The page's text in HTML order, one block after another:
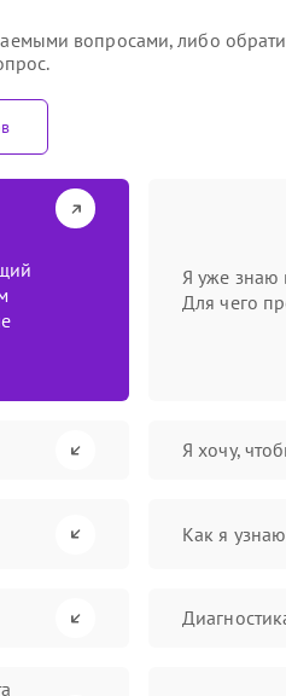
вопросами, либо
Я уже знаю
Для чего
Я хочу,
Как я